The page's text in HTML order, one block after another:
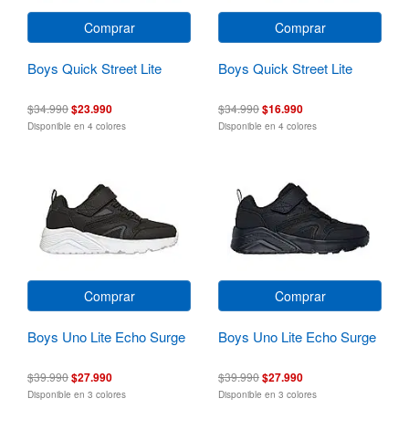
Comprar
Boys Quick Street Lite
$34.990$23.990
Disponible en 4 colores
Comprar
Boys Quick Street Lite
$34.990$16.990
Disponible en 4 colores
Comprar
Boys Uno Lite Echo Surge
$39.990$27.990
Disponible en 3 colores
Comprar
Boys Uno Lite Echo Surge
$39.990$27.990
Disponible en 3 colores